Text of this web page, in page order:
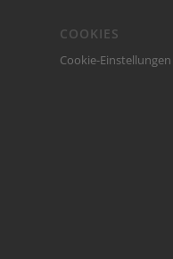
COOKIES
Cookie-Einstellungen